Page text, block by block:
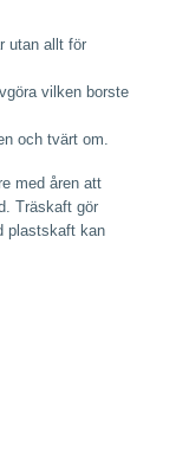
utan allt för
vilken borste
och tvärt om.
med åren att
Träskaft gör
plastskaft kan